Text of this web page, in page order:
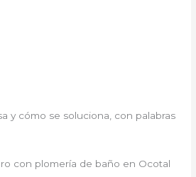
y cómo se soluciona, con palabras
con plomería de baño en Ocotal